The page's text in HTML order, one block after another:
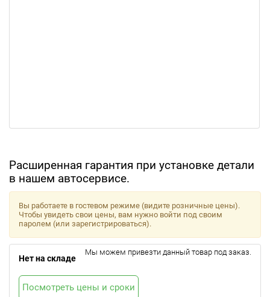
Расширенная гарантия при установке детали
в нашем автосервисе.
Вы работаете в гостевом режиме (видите розничные цены).
Чтобы увидеть свои цены, вам нужно войти под своим
паролем (или зарегистрироваться).
Нет на складе
Мы можем привезти данный товар под заказ.
Посмотреть цены и сроки